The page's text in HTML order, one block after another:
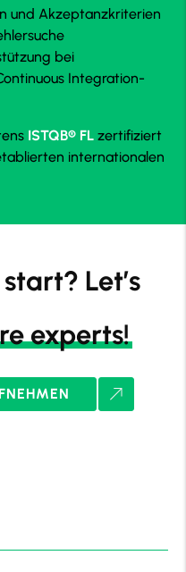
und Akzeptanzkriterien
bei
Integration-
ISTQB® FL zertifiziert
internationalen
Let’s
experts!